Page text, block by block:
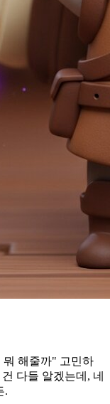
해줄까" 고민하
다들 알겠는데, 네
.